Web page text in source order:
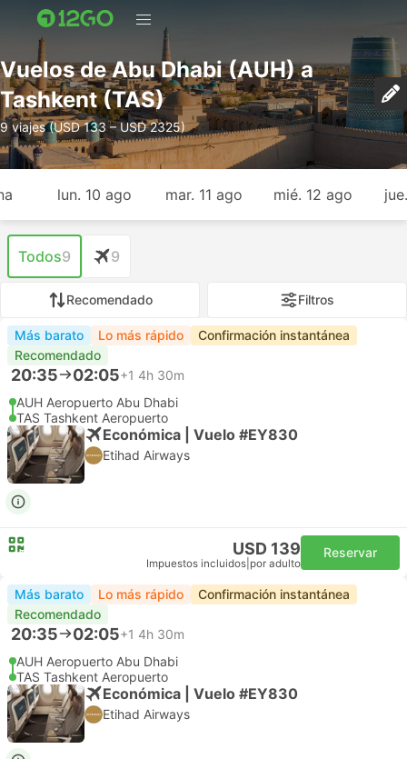
Vuelos de Abu Dhabi (AUH) a
Tashkent (TAS)
9 viajes (USD 133 – USD 2325)
lun. 10 ago mar. 11 ago mié. 12 ago
Todos9 9
Recomendado Filtros
Más barato Lo más rápido
Confirmación instantánea
Recomendado
20:35 02:05+1 4h 30m
AUH Aeropuerto Abu Dhabi
TAS Tashkent Aeropuerto
Económica | Vuelo #EY830
Etihad Airways
USD 139
Impuestos incluidos por adulto
Reservar
Más barato Lo más rápido
Confirmación instantánea
Recomendado
20:35 02:05+1 4h 30m
AUH Aeropuerto Abu Dhabi
TAS Tashkent Aeropuerto
Económica | Vuelo #EY830
Etihad Airways